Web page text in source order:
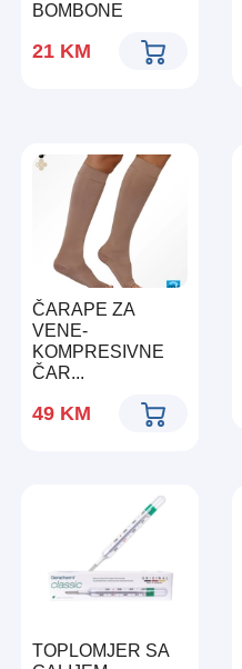
BOMBONE
21 KM
ČARAPE ZA
VENE-
KOMPRESIVNE
ČAR...
49 KM
TOPLOMJER SA